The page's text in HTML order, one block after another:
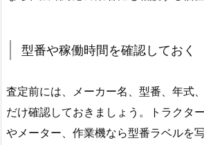
型番や稼働時間を確認しておく
査定前には、メーカー名、型番、年式
だけ確認しておきましょう。トラクタ
やメーター、作業機なら型番ラベルを